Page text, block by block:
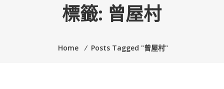
標籤: 曾屋村
Home ⁄ Posts Tagged "曾屋村"